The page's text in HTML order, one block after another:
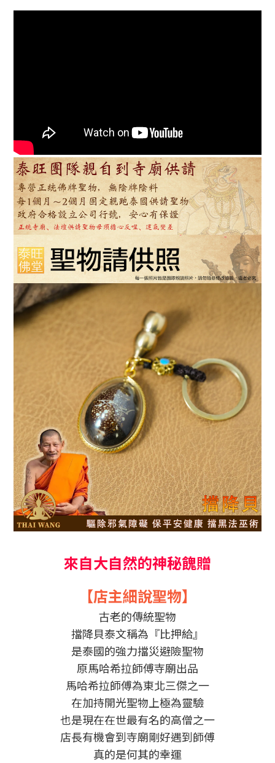
來自大自然的神秘餽贈
【店主細說聖物】
古老的傳統聖物
擋降貝泰文稱為『比押給』
是泰國的強力擋災避險聖物
原馬哈希拉師傅寺廟出品
馬哈希拉師傅為東北三傑之一
在加持開光聖物上極為靈驗
也是現在在世最有名的高僧之一
店長有機會到寺廟剛好遇到師傅
真的是何其的幸運